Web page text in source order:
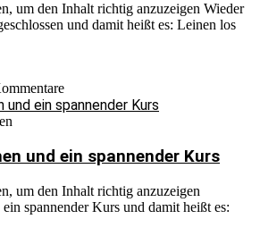
um den Inhalt richtig anzuzeigen Wieder
und damit heißt es: Leinen los
und ein spannender Kurs
um den Inhalt richtig anzuzeigen
spannender Kurs und damit heißt es: